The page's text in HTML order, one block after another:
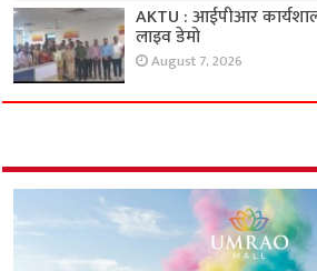
AKTU : आईपीआर
लाइव डेमो
August 7, 2026